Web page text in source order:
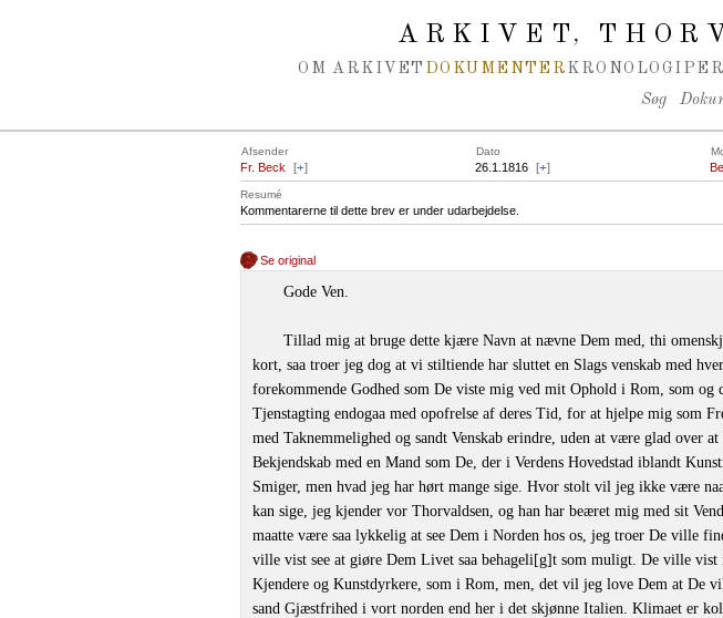
ARKIVET,
OM ARKIVET DOKUMENTER KRONOLOGI
Søg
Afsender Dato
Fr. Beck [+] 26.1.1816 [+]
Resumé
Kommentarerne til dette brev er under udarbejdelse.
Se original
Gode Ven.
Tillad mig at bruge dette kjære Navn at nævne Dem med, thi
kort, saa troer jeg dog at vi stiltiende har sluttet en Slags venskab med
forekommende Godhed som De viste mig ved mit Ophold i Rom, som og
Tjenstagting endogaa med opofrelse af deres Tid, for at hjelpe mig som
med Taknemmelighed og sandt Venskab erindre, uden at være glad over
Bekjendskab med en Mand som De, der i Verdens Hovedstad iblandt
Smiger, men hvad jeg har hørt mange sige. Hvor stolt vil jeg ikke være
kan sige, jeg kjender vor Thorvaldsen, og han har beæret mig med sit
maatte være saa lykkelig at see Dem i Norden hos os, jeg troer De ville
ville vist see at giøre Dem Livet saa behageli[g]t som muligt. De ville vist
Kjendere og Kunstdyrkere, som i Rom, men, det vil jeg love Dem at De
sand Gjæstfrihed i vort norden end her i det skjønne Italien. Klimaet er